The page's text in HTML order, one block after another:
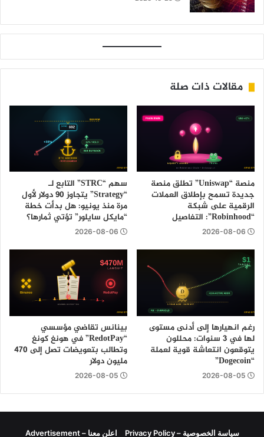
مقالات ذات صلة
منصة “Uniswap” تطلق منصة
جديدة تسمح بإطلاق العملات
الرقمية على شبكة
“Robinhood”: التفاصيل
2026-08-06
سهم “STRC” التابع لـ
“Strategy” يتجاوز 90 دولار لأول
مرة منذ يونيو: هل بدأت خطة
“مايكل سايلور” تؤتي ثمارها؟
2026-08-06
رغم انهيارها إلى أدنى مستوى
لها في 3 سنوات: محللون
يتوقعون انتعاشة قوية لعملة
“Dogecoin”
2026-08-05
بينانس تقاضي مؤسسي
“RedotPay” في هونغ كونغ
وتطالب بتعويضات تصل إلى 470
مليون دولار
2026-08-05
سياسة الخصوصية – Privacy Policy اعلن معنا – Advertisement